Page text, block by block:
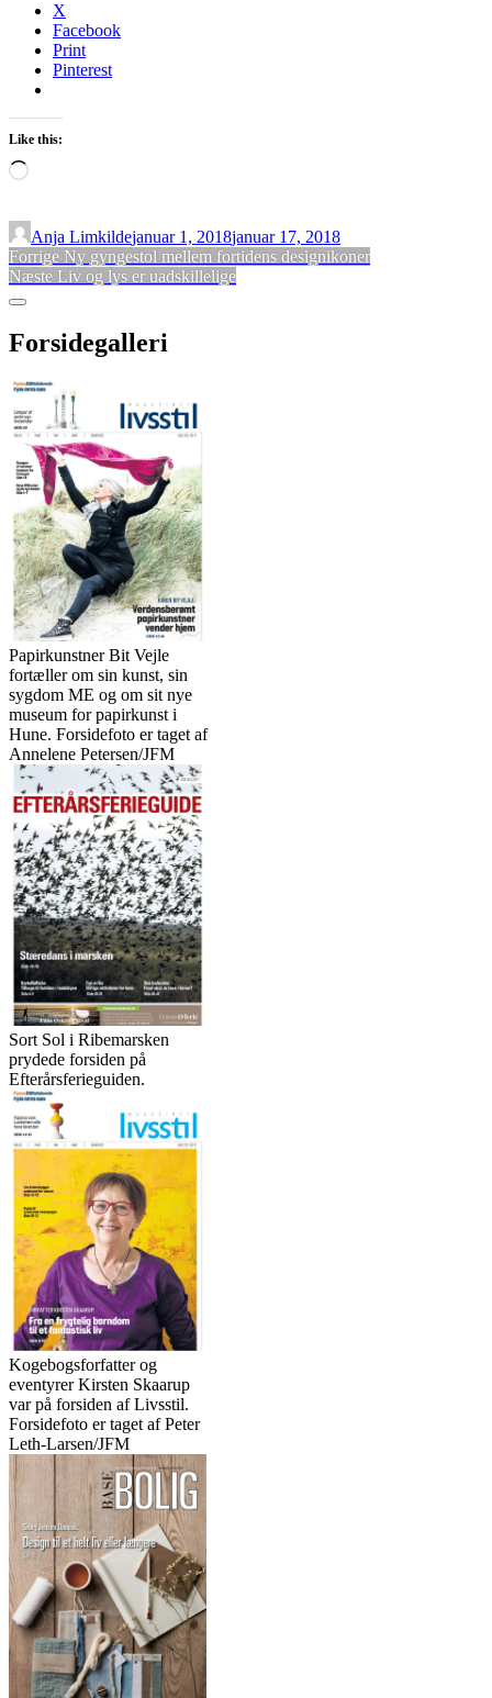
X
Facebook
Print
Pinterest
Like this:
Loading…
Anja Limkildejanuar 1, 2018januar 17, 2018
Indlægsnavigation
Forrige Forrige
indlæg:
Ny gyngestol mellem fortidens designikoner
Næste Næste
Liv og lys er uadskillelige
Sidebar
Forsidegalleri
Papirkunstner Bit Vejle
fortæller om sin kunst, sin
sygdom ME og om sit nye
museum for papirkunst i
Hune. Forsidefoto er taget af
Annelene Petersen/JFM
Sort Sol i Ribemarsken
prydede forsiden på
Efterårsferieguiden.
Kogebogsforfatter og
eventyrer Kirsten Skaarup
var på forsiden af Livsstil.
Forsidefoto er taget af Peter
Leth-Larsen/JFM